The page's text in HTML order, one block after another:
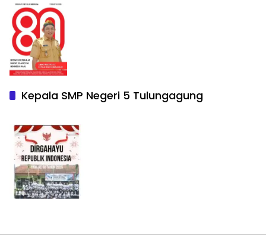
Kepala SMP Negeri 5 Tulungagung